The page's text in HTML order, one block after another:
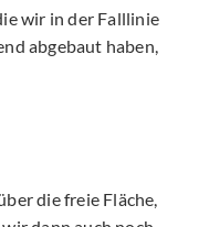
wir in der Falllinie
abgebaut haben,
die freie Fläche,